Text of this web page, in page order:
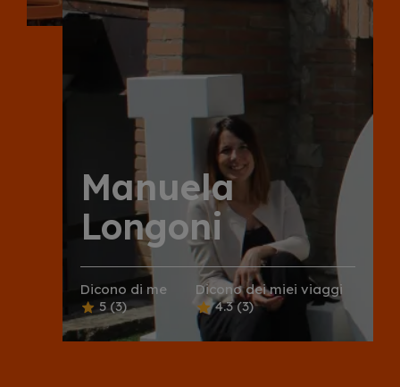
Manuela
Longoni
Dicono di me
5 (3)
Dicono dei miei viaggi
4.3(3)